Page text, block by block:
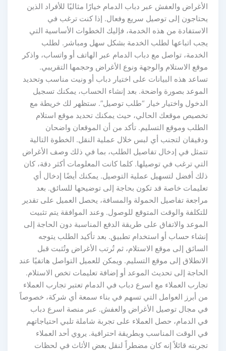
الأغراض والعفش عبر دباب الدمام خيارًا مثاليًا للأفراد الذين
يحتاجون إلى توصيل سريع وفعال. إذا كنت ترغب في
الاستفادة من هذه الخدمة، فإليك الخطوات الأساسية التي
يجب اتباعها لطلب الخدمة بشكل سهل ومباشر. لطلب
الخدمة، تواصل مع دباب الدمام عبر الهاتف أو واتساب، واذكر
موقع الاستلام والوجهة ونوع الأغراض وحجمها التقريبي.
تساعد هذه البيانات على اختيار دباب أو ونيت مناسب وتحديد
الموعد بصورة واضحة. بعد إنشاء الحساب، يمكنك تسجيل
الدخول واختيار خيار “طلب توصيل”. ستظهر لك خريطة مع
تخصيص موقعك الحالي، حيث يمكنك تحديد موقع استلام
الطلب وموقع التسليم. تأكد من أن الموقعان واضحان
ودقيقان لتجنب أي لبس خلال عملية النقل. الخطوة التالية
تتمثل في إدخال تفاصيل الطلب، بما في ذلك وصف الأغراض
التي ترغب في توصيلها. كلما كانت المعلومات أكثر دقة، كان
ذلك أفضل لتسهيل عملية التوصيل. يمكنك أيضًا إدخال أي
تعليمات خاصة قد تكون بحاجة إلى توضيحها للسائق. بعد
مراجعة تفاصيل الحمولة والمسافة، يحصل العميل على تقدير
للتكلفة والوقت المتوقع للوصول. وعند الموافقة يتم تثبيت
الموعد والاتفاق على طريقة الدفع المناسبة دون الحاجة إلى
إنشاء حساب أو استخدام تطبيق. بعد تأكيد الطلب يتوجه
السائق إلى موقع الاستلام، ثم تُرتب الأغراض وتُثبت قبل
الانطلاق إلى موقع التسليم. ويمكن للعميل التواصل هاتفيًا عند
الحاجة إلى تحديث الموعد أو إضافة تعليمات تخص الاستلام.
تجارب العملاء مع اسرع دباب في الدمام تعتبر تجارب العملاء
من أبرز العوامل التي تسهم في بناء سمعة أي شركة، خصوصاً
في مجال توصيل الأغراض والعفش. عبر منصة اسرع دباب
في الدمام، حصل العملاء على تجربة شاملة تلبي احتياجاتهم
في الوقت المناسب وبطريقة احترافية. يروي أحد العملاء
تجربته قائلاً إنه كان مضطراً لنقل بعض الأثاث في لحظات